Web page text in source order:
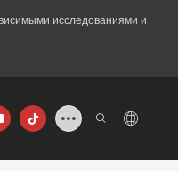
исследованиями и